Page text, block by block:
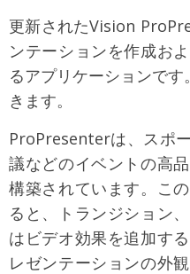
更新されたVision
ンテーションを作成お
るアプリケーションで
きます。
ProPresenterは、スポ
議などのイベントの高
構築されています。こ
ると、トランジション
はビデオ効果を追加す
レゼンテーションの外